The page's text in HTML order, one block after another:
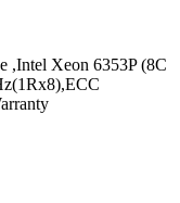
,Intel Xeon 6353P (8C